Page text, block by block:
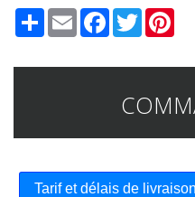
ShareEmailFacebook
Twitter
Tarif et délais de livraison